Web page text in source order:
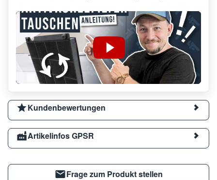
Kundenbewertungen
Artikelinfos GPSR
Frage zum Produkt stellen